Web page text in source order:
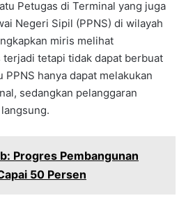
Petugas di Terminal yang juga
Negeri Sipil (PPNS) di wilayah
miris melihat
tetapi tidak dapat berbuat
PPNS hanya dapat melakukan
sedangkan pelanggaran
Progres Pembangunan
50 Persen